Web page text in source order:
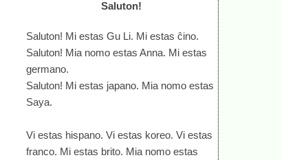
Saluton!
Saluton! Mi estas Gu Li. Mi estas ĉino.
Saluton! Mia nomo estas Anna. Mi estas
germano.
Saluton! Mi estas japano. Mia nomo estas
Saya.
Vi estas hispano. Vi estas koreo. Vi estas
franco. Mi estas brito. Mia nomo estas